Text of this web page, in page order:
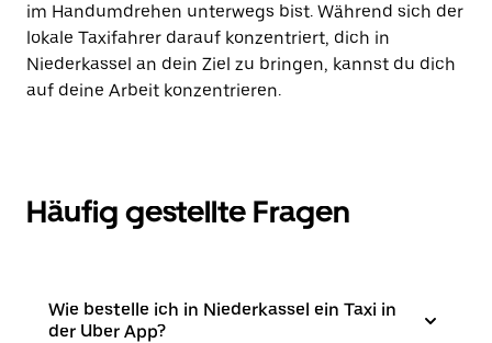
im Handumdrehen unterwegs bist. Während sich der
lokale Taxifahrer darauf konzentriert, dich in
Niederkassel an dein Ziel zu bringen, kannst du dich
auf deine Arbeit konzentrieren.
Häufig gestellte Fragen
Wie bestelle ich in Niederkassel ein Taxi in
der Uber App?